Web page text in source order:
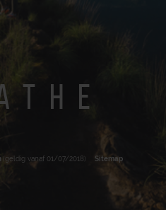
(geldig vanaf 01/07/2018) Sitemap